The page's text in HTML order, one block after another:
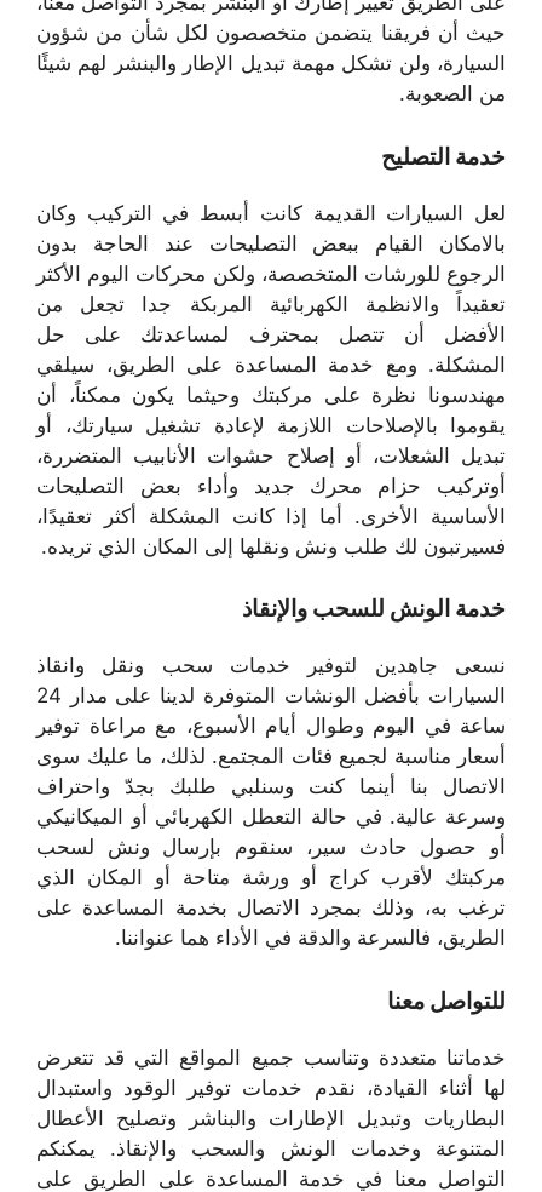
حيث أن فريقنا يتضمن متخصصون لكل شأن من شؤون
السيارة، ولن تشكل مهمة تبديل الإطار والبنشر لهم شيئًا
من الصعوبة.
خدمة التصليح
لعل السيارات القديمة كانت أبسط في التركيب وكان
بالامكان القيام ببعض التصليحات عند الحاجة بدون
الرجوع للورشات المتخصصة، ولكن محركات اليوم الأكثر
تعقيداً والانظمة الكهربائية المربكة جدا تجعل من
الأفضل أن تتصل بمحترف لمساعدتك على حل
المشكلة. ومع خدمة المساعدة على الطريق، سيلقي
مهندسونا نظرة على مركبتك وحيثما يكون ممكناً، أن
يقوموا بالإصلاحات اللازمة لإعادة تشغيل سيارتك، أو
تبديل الشعلات، أو إصلاح حشوات الأنابيب المتضررة،
أوتركيب حزام محرك جديد وأداء بعض التصليحات
الأساسية الأخرى. أما إذا كانت المشكلة أكثر تعقيدًا،
فسيرتبون لك طلب ونش ونقلها إلى المكان الذي تريده.
خدمة الونش للسحب والإنقاذ
نسعى جاهدين لتوفير خدمات سحب ونقل وانقاذ
السيارات بأفضل الونشات المتوفرة لدينا على مدار 24
ساعة في اليوم وطوال أيام الأسبوع، مع مراعاة توفير
أسعار مناسبة لجميع فئات المجتمع. لذلك، ما عليك سوى
الاتصال بنا أينما كنت وسنلبي طلبك بجدّ واحتراف
وسرعة عالية. في حالة التعطل الكهربائي أو الميكانيكي
أو حصول حادث سير، سنقوم بإرسال ونش لسحب
مركبتك لأقرب كراج أو ورشة متاحة أو المكان الذي
ترغب به، وذلك بمجرد الاتصال بخدمة المساعدة على
الطريق، فالسرعة والدقة في الأداء هما عنواننا.
للتواصل معنا
خدماتنا متعددة وتناسب جميع المواقع التي قد تتعرض
لها أثناء القيادة، نقدم خدمات توفير الوقود واستبدال
البطاريات وتبديل الإطارات والبناشر وتصليح الأعطال
المتنوعة وخدمات الونش والسحب والإنقاذ. يمكنكم
التواصل معنا في خدمة المساعدة على الطريق على